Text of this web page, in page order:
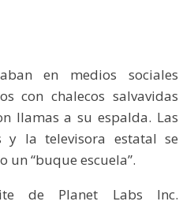
en medios sociales
con chalecos salvavidas
llamas a su espalda. Las
y la televisora estatal se
un “buque escuela”.
de Planet Labs Inc.